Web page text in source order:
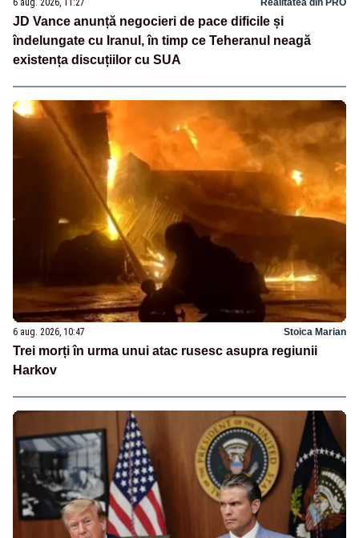
6 aug. 2026, 11:27 Realitatea din PRO
JD Vance anunță negocieri de pace dificile și
îndelungate cu Iranul, în timp ce Teheranul neagă
existența discuțiilor cu SUA
6 aug. 2026, 10:47 Stoica Marian
Trei morți în urma unui atac rusesc asupra regiunii
Harkov